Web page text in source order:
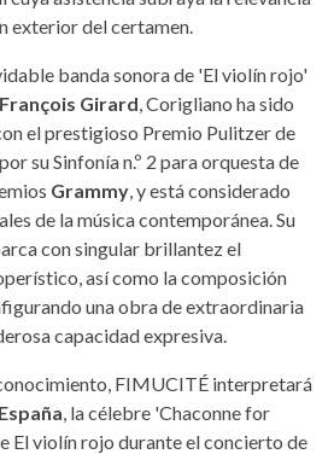
exterior del certamen.
banda sonora de 'El violín rojo'
François Girard, Corigliano ha sido
el prestigioso Premio Pulitzer de
su Sinfonía n.º 2 para orquesta de
Grammy, y está considerado
de la música contemporánea. Su
con singular brillantez el
así como la composición
una obra de extraordinaria
capacidad expresiva.
FIMUCITÉ interpretará
España, la célebre 'Chaconne for
El violín rojo durante el concierto de